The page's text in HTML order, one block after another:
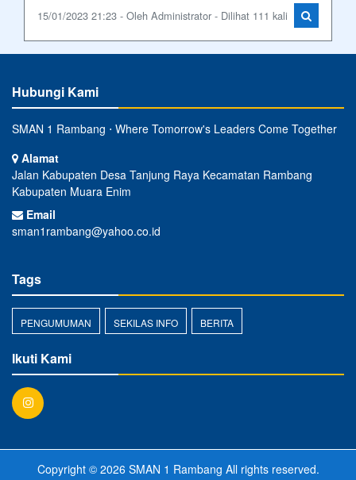
15/01/2023 21:23 - Oleh Administrator - Dilihat 111 kali
Hubungi Kami
SMAN 1 Rambang ⋅ Where Tomorrow's Leaders Come Together
Alamat
Jalan Kabupaten Desa Tanjung Raya Kecamatan Rambang
Kabupaten Muara Enim
Email
sman1rambang@yahoo.co.id
Tags
PENGUMUMAN SEKILAS INFO BERITA
Ikuti Kami
Copyright © 2026 SMAN 1 Rambang All rights reserved.